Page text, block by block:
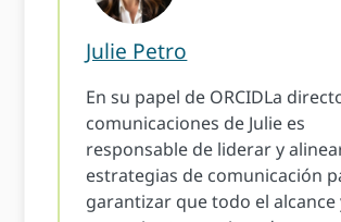
Julie Petro
En su papel de ORCIDLa
comunicaciones de Julie es
responsable de liderar y
estrategias de comunicación
garantizar que todo el alcance